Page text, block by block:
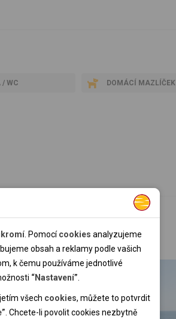
/ WC DOMÁCÍ MAZLÍČEK
Apartmány Amarin
Chorvatsko Istrie Rovinj
Novinka 2026
Sleva 35 %
. Pomocícookies analyzujeme
obsah a reklamy podle vašich
k čemu používáme jednotlivé
“Nastavení”
všech cookies, můžete to potvrdit
. Chcete-li povolit cookies nezbytně
aby byla webová stránka použitelná
funkce jako navigace stránky a
sekcím webové stránky. Webová
fungovat bez těchto cookies.